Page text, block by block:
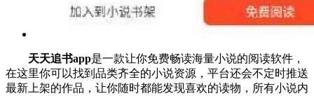
天天追书app是一款让你免费畅读海量小说的阅读软件，
在这里你可以找到品类齐全的小说资源，平台还会不定时推送
最新上架的作品，让你随时都能发现喜欢的读物，所有小说内